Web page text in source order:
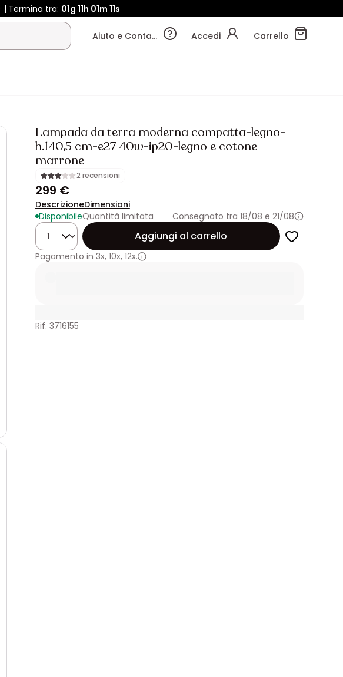
Termina tra: 01g 11h 01m 10s
Aiuto e Contatti Accedi Carrello
Lampada da terra moderna compatta-legno-
h.140,5 cm-e27 40w-ip20-legno e cotone
marrone
2 recensioni
299 €
DescrizioneDimensioni
DisponibileQuantità limitata
Consegnato tra 18/08 e 21/08
Quantità
Aggiungi al carrello
Pagamento in 3x, 10x, 12x.
Rif. 3716155